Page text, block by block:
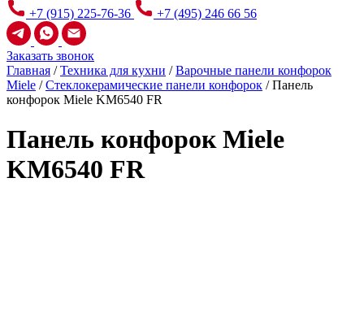
+7 (915) 225-76-36 +7 (495) 246 66 56
Заказать звонок
Главная /Техника для кухни /Варочные панели конфорок
Miele /Стеклокерамические панели конфорок /Панель
конфорок Miele KM6540 FR
Панель конфорок Miele
KM6540 FR